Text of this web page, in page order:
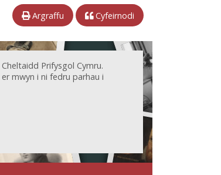
Argraffu Cyfeirnodi
Prifysgol Cymru.
mwyn i ni fedru parhau i